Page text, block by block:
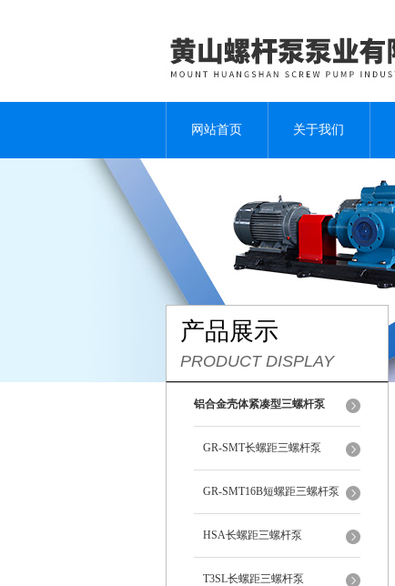
网站首页 关于我们
产品展示
PRODUCT DISPLAY
铝合金壳体紧凑型三螺杆泵
GR-SMT长螺距三螺杆泵
GR-SMT16B短螺距三螺杆泵
HSA长螺距三螺杆泵
T3SL长螺距三螺杆泵